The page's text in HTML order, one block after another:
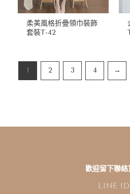
柔美風格折疊領巾裝飾
套裝T-42
1 2 3 4 →
歡迎留下聯絡